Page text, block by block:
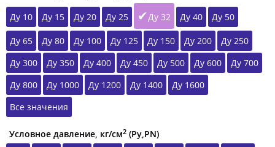
Ду 10
Ду 15 Ду 20 Ду 25 Ду 32 Ду 40 Ду 50
Ду 65 Ду 80 Ду 100 Ду 125 Ду 150 Ду 200
Ду 250
Ду 300
Ду 350 Ду 400 Ду 450 Ду 500 Ду 600
Ду 700
Ду 800
Ду 1000 Ду 1200 Ду 1400
Ду 1600
Все значения
Условное давление, кг/см2 (Ру,РN)